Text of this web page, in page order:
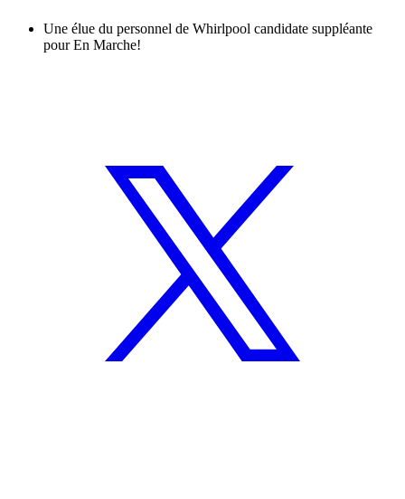
Une élue du personnel de Whirlpool candidate suppléante
pour En Marche!